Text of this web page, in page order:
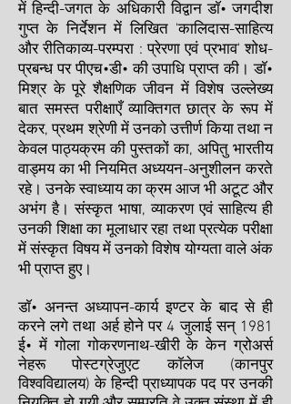
में हिन्दी-जगत के अधिकारी विद्वान डाॅ• जगदीश
गुप्त के निर्देशन में लिखित 'कालिदास-साहित्य
और रीतिकाव्य-परम्परा : प्रेरणा एवं प्रभाव' शोध-
प्रबन्ध पर पीएच•डी• की उपाधि प्राप्त की। डाॅ•
मिश्र के पूरे शैक्षणिक जीवन में विशेष उल्लेख्य
बात समस्त परीक्षाएँ व्याक्तिगत छात्र के रूप में
देकर, प्रथम श्रेणी में उनको उत्तीर्ण किया तथा न
केवल पाठ्यक्रम की पुस्तकों का, अपितु भारतीय
वाड्मय का भी नियमित अध्ययन-अनुशीलन करते
रहे। उनके स्वाध्याय का क्रम आज भी अटूट और
अभंग है। संस्कृत भाषा, व्याकरण एवं साहित्य ही
उनकी शिक्षा का मूलाधार रहा तथा प्रत्येक परीक्षा
में संस्कृत विषय में उनको विशेष योग्यता वाले अंक
भी प्राप्त हुए।
डाॅ• अनन्त अध्यापन-कार्य इण्टर के बाद से ही
करने लगे तथा अर्ह होने पर 4 जुलाई सन् 1981
ई• में गोला गोकरणनाथ-खीरी के केन ग्रोअर्स
नेहरू पोस्टग्रेजुएट काॅलेज (कानपुर
विश्वविद्यालय) के हिन्दी प्राध्यापक पद पर उनकी